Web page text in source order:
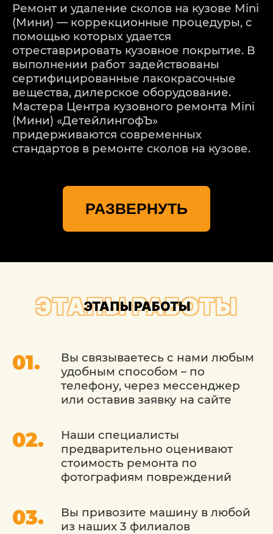
Ремонт и удаление сколов на кузове Mini
(Мини) — коррекционные процедуры, с
помощью которых удается
отреставрировать кузовное покрытие. В
выполнении работ задействованы
сертифицированные лакокрасочные
вещества, дилерское оборудование.
Мастера Центра кузовного ремонта Mini
(Мини) «ДетейлингофЪ»
придерживаются современных
стандартов в ремонте сколов на кузове.
репутацию. Мастера делают все
возможное для выполнения ремонта на
Записаться на реставрацию кузовного
РАЗВЕРНУТЬ
ЭТАПЫ РАБОТЫ
ЭТАПЫ РАБОТЫ
Вы связываетесь с нами любым
удобным способом – по
телефону, через мессенджер
или оставив заявку на сайте
Наши специалисты
предварительно оценивают
стоимость ремонта по
фотографиям повреждений
Вы привозите машину в любой
из наших 3 филиалов